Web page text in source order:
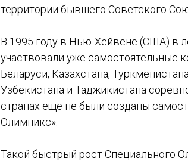
территории бывшего Советского
В 1995 году в Нью-Хейвене (США) в
участвовали уже самостоятельные
Беларуси, Казахстана,
Узбекистана и Таджикистана
странах еще не были созданы
Олимпикс».
Такой быстрый рост Специального